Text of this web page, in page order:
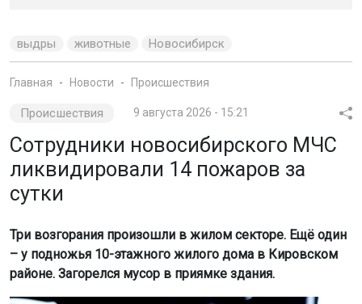
выдры животные Новосибирск
Главная Новости Происшествия
Происшествия 9 августа 2026 - 15:21
Сотрудники новосибирского МЧС
ликвидировали 14 пожаров за
сутки
Три возгорания произошли в жилом секторе. Ещё один
– у подножья 10-этажного жилого дома в Кировском
районе. Загорелся мусор в приямке здания.